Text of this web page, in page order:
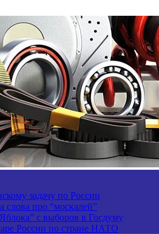
задачу по России
слова про “москалей”
с выборов в Госдуму
России по стране НАТО